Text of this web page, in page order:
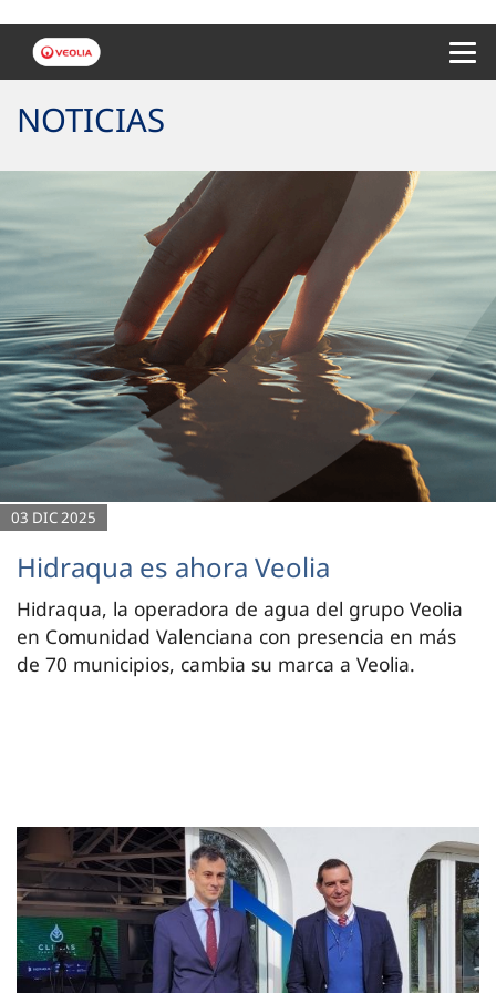
NOTICIAS
03 DIC 2025
Hidraqua es ahora Veolia
Hidraqua, la operadora de agua del grupo Veolia
en Comunidad Valenciana con presencia en más
de 70 municipios, cambia su marca a Veolia.